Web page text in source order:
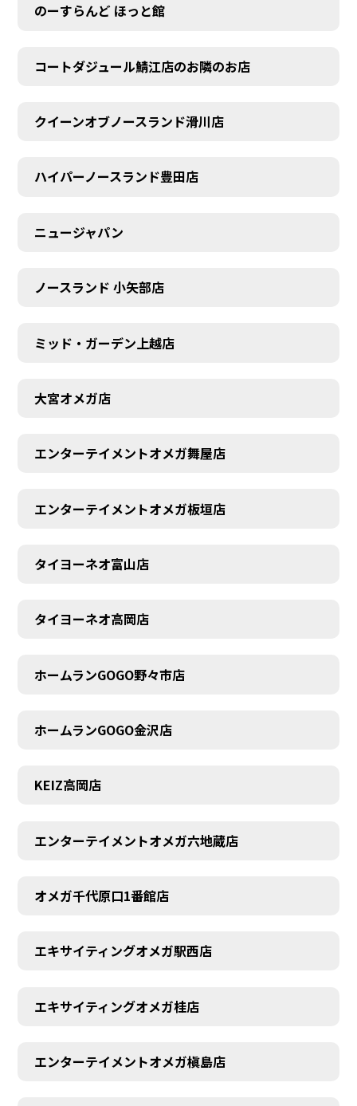
AUDITION
のーすらんど ほっと館
コートダジュール鯖江店のお隣のお店
クイーンオブノースランド滑川店
ハイパーノースランド豊田店
ニュージャパン
ノースランド 小矢部店
ミッド・ガーデン上越店
大宮オメガ店
エンターテイメントオメガ舞屋店
エンターテイメントオメガ板垣店
タイヨーネオ富山店
タイヨーネオ高岡店
ホームランGOGO野々市店
ホームランGOGO金沢店
KEIZ高岡店
エンターテイメントオメガ六地蔵店
オメガ千代原口1番館店
エキサイティングオメガ駅西店
エキサイティングオメガ桂店
エンターテイメントオメガ槇島店